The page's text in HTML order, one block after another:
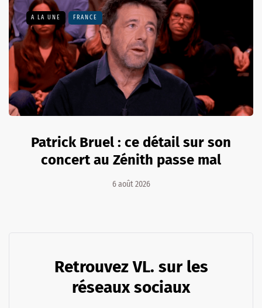
A LA UNE FRANCE
Patrick Bruel : ce détail sur son
concert au Zénith passe mal
6 août 2026
Retrouvez VL. sur les
réseaux sociaux